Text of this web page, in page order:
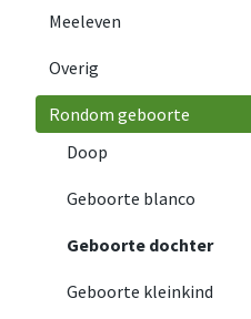
Meeleven
Overig
Rondom geboorte
Doop
Geboorte blanco
Geboorte dochter
Geboorte kleinkind